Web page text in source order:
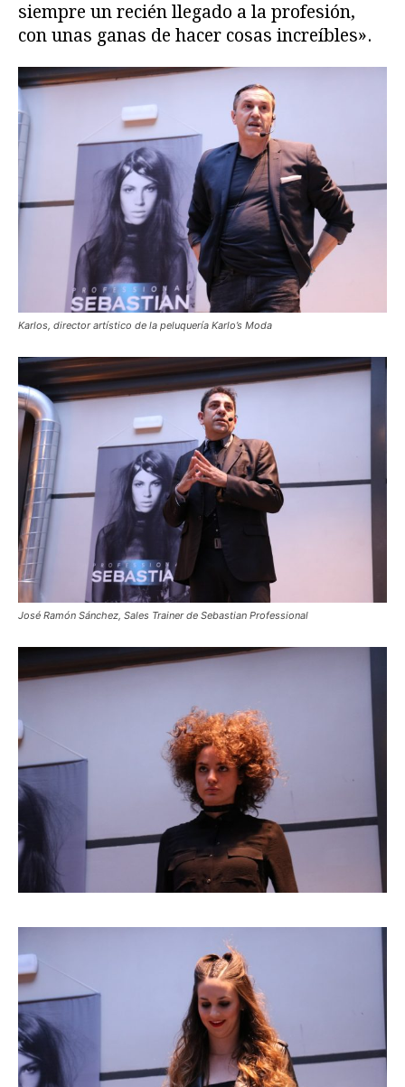
siempre un recién llegado a la profesión,
con unas ganas de hacer cosas increíbles».
Karlos, director artístico de la peluquería Karlo’s Moda
José Ramón Sánchez, Sales Trainer de Sebastian Professional